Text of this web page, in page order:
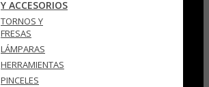
Y ACCESORIOS
TORNOS Y
FRESAS
LÁMPARAS
HERRAMIENTAS
PINCELES